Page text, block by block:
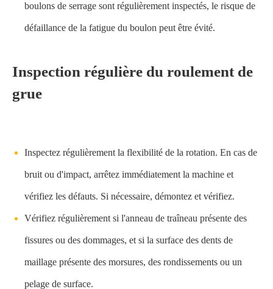
boulons de serrage sont régulièrement inspectés, le risque de
défaillance de la fatigue du boulon peut être évité.
Inspection régulière du roulement de
grue
Inspectez régulièrement la flexibilité de la rotation. En cas de
bruit ou d'impact, arrêtez immédiatement la machine et
vérifiez les défauts. Si nécessaire, démontez et vérifiez.
Vérifiez régulièrement si l'anneau de traîneau présente des
fissures ou des dommages, et si la surface des dents de
maillage présente des morsures, des rondissements ou un
pelage de surface.